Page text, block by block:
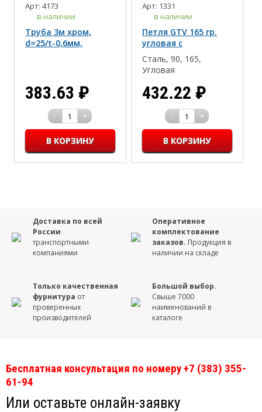
Доставка по всей
России
транспортными
компаниями
Оперативное
комплектование
заказов. Продукция в
наличии на складе
Только качественная
фурнитура от
проверенных
производителей
Большой выбор.
Свыше 7000
наименований в
каталоге
Арт: 4173
в наличии
Труба 3м хром,
d=25/t-0,6мм,
383.63 ₽
- 1 +
Арт: 1331
в наличии
Петля GTV 165 гр.
угловая с
доводчиком
Сталь, 90, 165,
Угловая
432.22 ₽
- 1 +
Бесплатная консультация по номеру +7 (383) 355-
61-94
Или оставьте онлайн-заявку